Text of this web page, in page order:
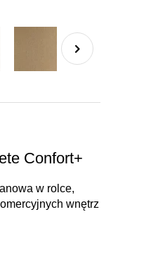
Confort+
w rolce,
wnętrz